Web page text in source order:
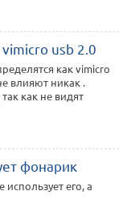
usb 2.0
как vimicro
влияют никак .
как не видят
фонарик
его, а